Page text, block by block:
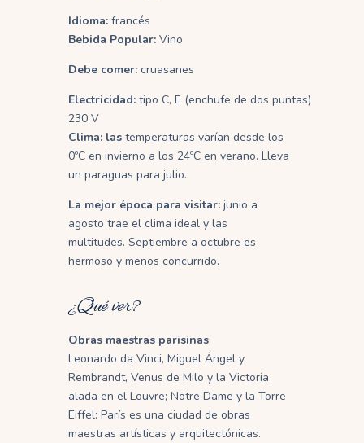
Idioma: francés
Bebida Popular: Vino
Debe comer: cruasanes
Electricidad: tipo C, E (enchufe de dos puntas)
230 V
Clima: las temperaturas varían desde los
0ºC en invierno a los 24ºC en verano. Lleva
un paraguas para julio.
La mejor época para visitar: junio a
agosto trae el clima ideal y las
multitudes. Septiembre a octubre es
hermoso y menos concurrido.
¿Qué ver?
Obras maestras parisinas
Leonardo da Vinci, Miguel Ángel y
Rembrandt, Venus de Milo y la Victoria
alada en el Louvre; Notre Dame y la Torre
Eiffel: París es una ciudad de obras
maestras artísticas y arquitectónicas.